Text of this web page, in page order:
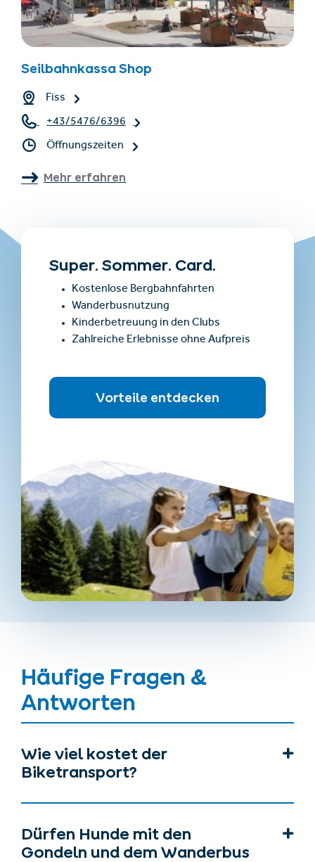
Seilbahnkassa Shop
Fiss
+43/5476/6396
Öffnungszeiten
Mehr erfahren
Super. Sommer. Card.
Kostenlose Bergbahnfahrten
Wanderbusnutzung
Kinderbetreuung in den Clubs
Zahlreiche Erlebnisse ohne Aufpreis
Vorteile entdecken
Häufige Fragen &
Antworten
Wie viel kostet der
Biketransport?
Dürfen Hunde mit den
Gondeln und dem Wanderbus